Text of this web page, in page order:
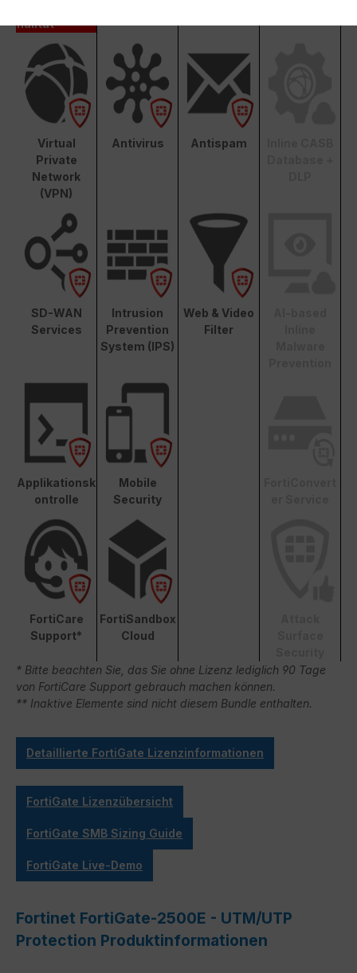
nalität
Virtual
Private
Network
(VPN)
Antivirus Antispam
SD-WAN
Services
Intrusion
Prevention
System (IPS)
Web & Video
Filter
Applikationsk
ontrolle
Mobile
Security
FortiCare
Support*
FortiSandbox
Cloud
* Bitte beachten Sie, das Sie ohne Lizenz lediglich 90 Tage
von FortiCare Support gebrauch machen können.
** Inaktive Elemente sind nicht diesem Bundle enthalten.
Detaillierte FortiGate Lizenzinformationen
FortiGate Lizenzübersicht
FortiGate SMB Sizing Guide
FortiGate Live-Demo
Fortinet FortiGate-2500E - UTM/UTP
Protection Produktinformationen